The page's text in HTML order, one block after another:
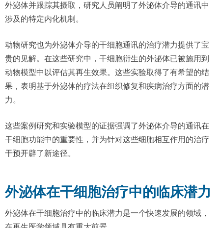
外泌体并跟踪其摄取，研究人员阐明了外泌体介导的通讯中
涉及的特定内化机制。
动物研究也为外泌体介导的干细胞通讯的治疗潜力提供了宝
贵的见解。在这些研究中，干细胞衍生的外泌体已被施用到
动物模型中以评估其再生效果。这些实验取得了有希望的结
果，表明基于外泌体的疗法在组织修复和疾病治疗方面的潜
力。
这些案例研究和实验模型的证据强调了外泌体介导的通讯在
干细胞功能中的重要性，并为针对这些细胞相互作用的治疗
干预开辟了新途径。
外泌体在干细胞治疗中的临床潜力
外泌体在干细胞治疗中的临床潜力是一个快速发展的领域，